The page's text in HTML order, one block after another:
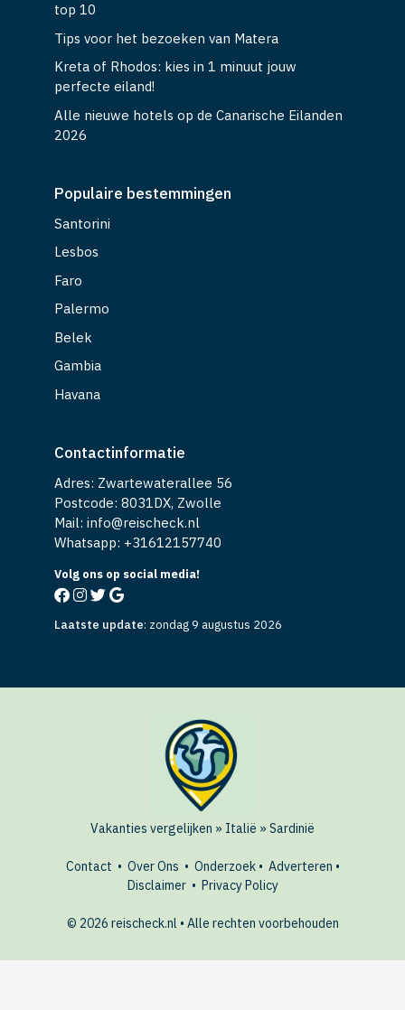
top 10
Tips voor het bezoeken van Matera
Kreta of Rhodos: kies in 1 minuut jouw
perfecte eiland!
Alle nieuwe hotels op de Canarische Eilanden
2026
Populaire bestemmingen
Santorini
Lesbos
Faro
Palermo
Belek
Gambia
Havana
Contactinformatie
Adres: Zwartewaterallee 56
Postcode: 8031DX, Zwolle
Mail: info@reischeck.nl
Whatsapp: +31612157740
Volg ons op social media!
Laatste update: zondag 9 augustus 2026
Vakanties vergelijken » Italië » Sardinië
Contact • Over Ons • Onderzoek• Adverteren •
Disclaimer• Privacy Policy
© 2026 reischeck.nl • Alle rechten voorbehouden